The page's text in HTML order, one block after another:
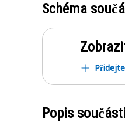
Schéma
Popis